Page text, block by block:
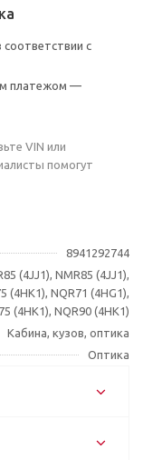
с
платежом —
VIN или
помогут
8941292744
(4JJ1), NMR85 (4JJ1),
(4HK1), NQR71 (4HG1),
(4HK1), NQR90 (4HK1)
Кабина, кузов, оптика
Оптика